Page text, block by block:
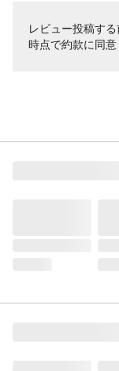
レビュー投稿す
時点で約款に同意